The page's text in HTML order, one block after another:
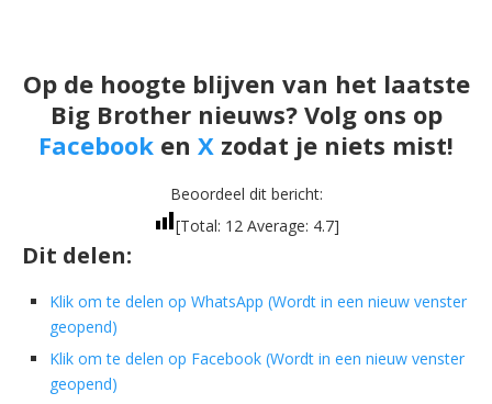
Op de hoogte blijven van het laatste
Big Brother nieuws? Volg ons op
Facebook en X zodat je niets mist!
Beoordeel dit bericht:
[Total: 12Average: 4.7]
Dit delen:
Klik om te delen op WhatsApp (Wordt in een nieuw venster
geopend)
Klik om te delen op Facebook (Wordt in een nieuw venster
geopend)